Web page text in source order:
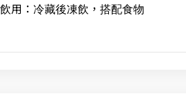
用：冷藏後凍飲，搭配食物